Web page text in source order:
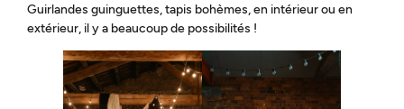
Guirlandes guinguettes, tapis bohèmes, en intérieur ou en
extérieur, il y a beaucoup de possibilités !